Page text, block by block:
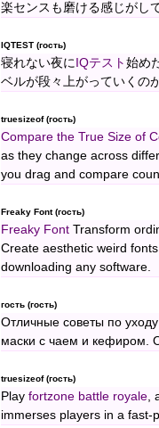
楽センスも磨ける感じがし
IQTEST (гость)
寝れない夜に IQテスト 始め
ベルが段々上がっていくの
truesizeof (гость)
Compare the True Size of
as they change across
you drag and compare
Freaky Font (гость)
Freaky Font Transform
Create aesthetic weird
downloading any software.
гость (гость)
Отличные советы по
маски с чаем и кефиром.
truesizeof (гость)
Play fortzone battle royale,
immerses players in a